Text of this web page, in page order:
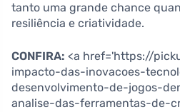
tanto uma grande chance
resiliência e criatividade.
CONFIRA: <a href='https://
impacto-das-inovacoes-
desenvolvimento-de-jogos-
analise-das-ferramentas-de-